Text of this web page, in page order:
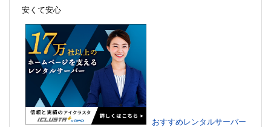
安くて安心
おすすめレンタルサーバー